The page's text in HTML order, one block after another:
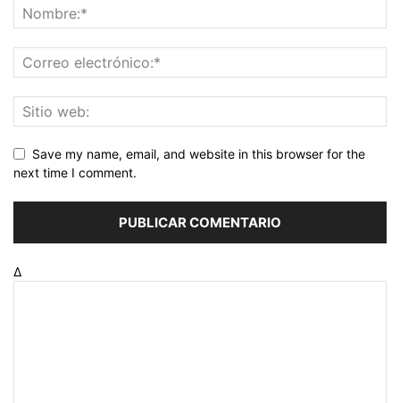
Save my name, email, and website in this browser for the
next time I comment.
Δ